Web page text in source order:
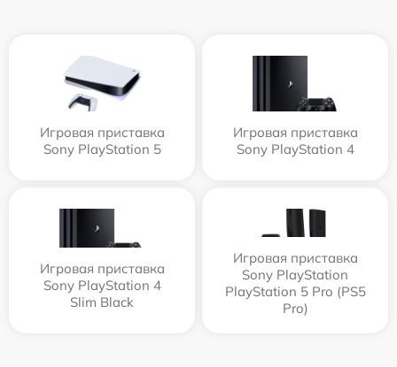
Игровая приставка
Sony PlayStation 5
Игровая приставка
Sony PlayStation 4
Игровая приставка
Sony PlayStation 4
Slim Black
Игровая приставка
Sony PlayStation
PlayStation 5 Pro (PS5
Pro)